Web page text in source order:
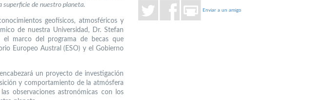
superficie de nuestro planeta.
geofísicos, atmosféricos y
de nuestra Universidad, Dr. Stefan
el marco del programa de becas que
Europeo Austral (ESO) y el Gobierno
un proyecto de investigación
y comportamiento de la atmósfera
observaciones astronómicas con los
Enviar a un amigo